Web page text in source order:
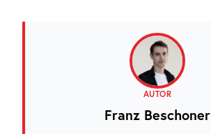
AUTOR
Franz Beschoner